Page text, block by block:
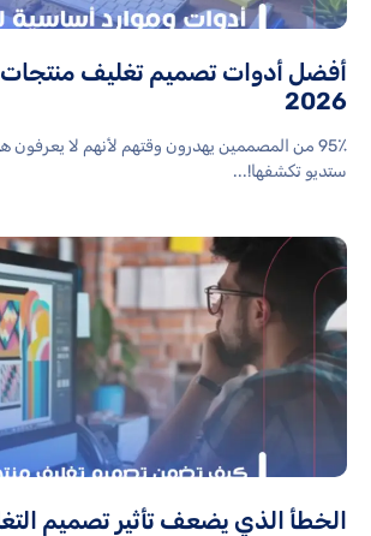
أفضل أدوات تصميم تغليف
2026
95٪ من المصممين يهدرون وقتهم لأنهم لا
ستديو تكشفها!...
الخطأ الذي يضعف تأثير تصميم